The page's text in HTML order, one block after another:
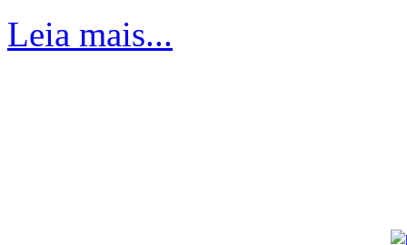
Leia mais...